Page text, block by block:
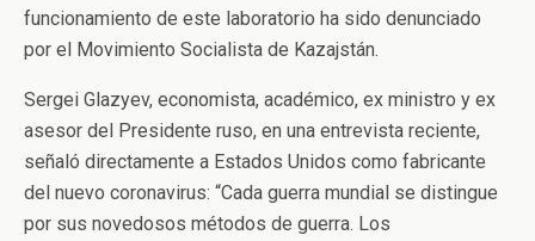
funcionamiento de este laboratorio ha sido denunciado
por el Movimiento Socialista de Kazajstán.
Sergei Glazyev, economista, académico, ex ministro y ex
asesor del Presidente ruso, en una entrevista reciente,
señaló directamente a Estados Unidos como fabricante
del nuevo coronavirus: “Cada guerra mundial se distingue
por sus novedosos métodos de guerra. Los